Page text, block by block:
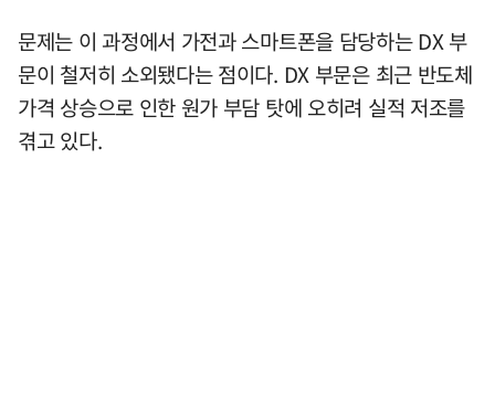
문제는 이 과정에서 가전과 스마트폰을 담당하는 DX 부
문이 철저히 소외됐다는 점이다. DX 부문은 최근 반도체
가격 상승으로 인한 원가 부담 탓에 오히려 실적 저조를
겪고 있다.